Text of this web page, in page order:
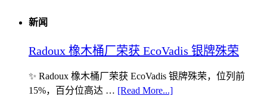
新闻
Radoux 橡木桶厂荣获 EcoVadis 银牌殊荣
✨ Radoux 橡木桶厂荣获 EcoVadis 银牌殊荣，位列前
15%，百分位高达 … [Read More...]